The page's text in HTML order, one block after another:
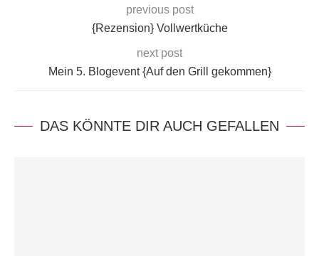
previous post
{Rezension} Vollwertküche
next post
Mein 5. Blogevent {Auf den Grill gekommen}
DAS KÖNNTE DIR AUCH GEFALLEN